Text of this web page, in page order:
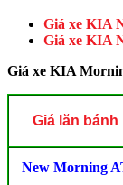
Giá xe KIA
Giá xe KIA
Giá xe KIA
Giá lăn bánh
New Morning